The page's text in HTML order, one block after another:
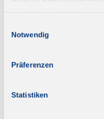
Notwendig
Präferenzen
Statistiken
Foto: oneinchpunch, fotolia
Foto: Patryk Kosmider, iStock
Foto: pixabay